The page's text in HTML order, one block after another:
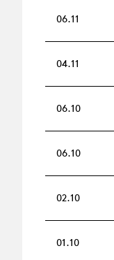
06.11
04.11
06.10
06.10
02.10
01.10